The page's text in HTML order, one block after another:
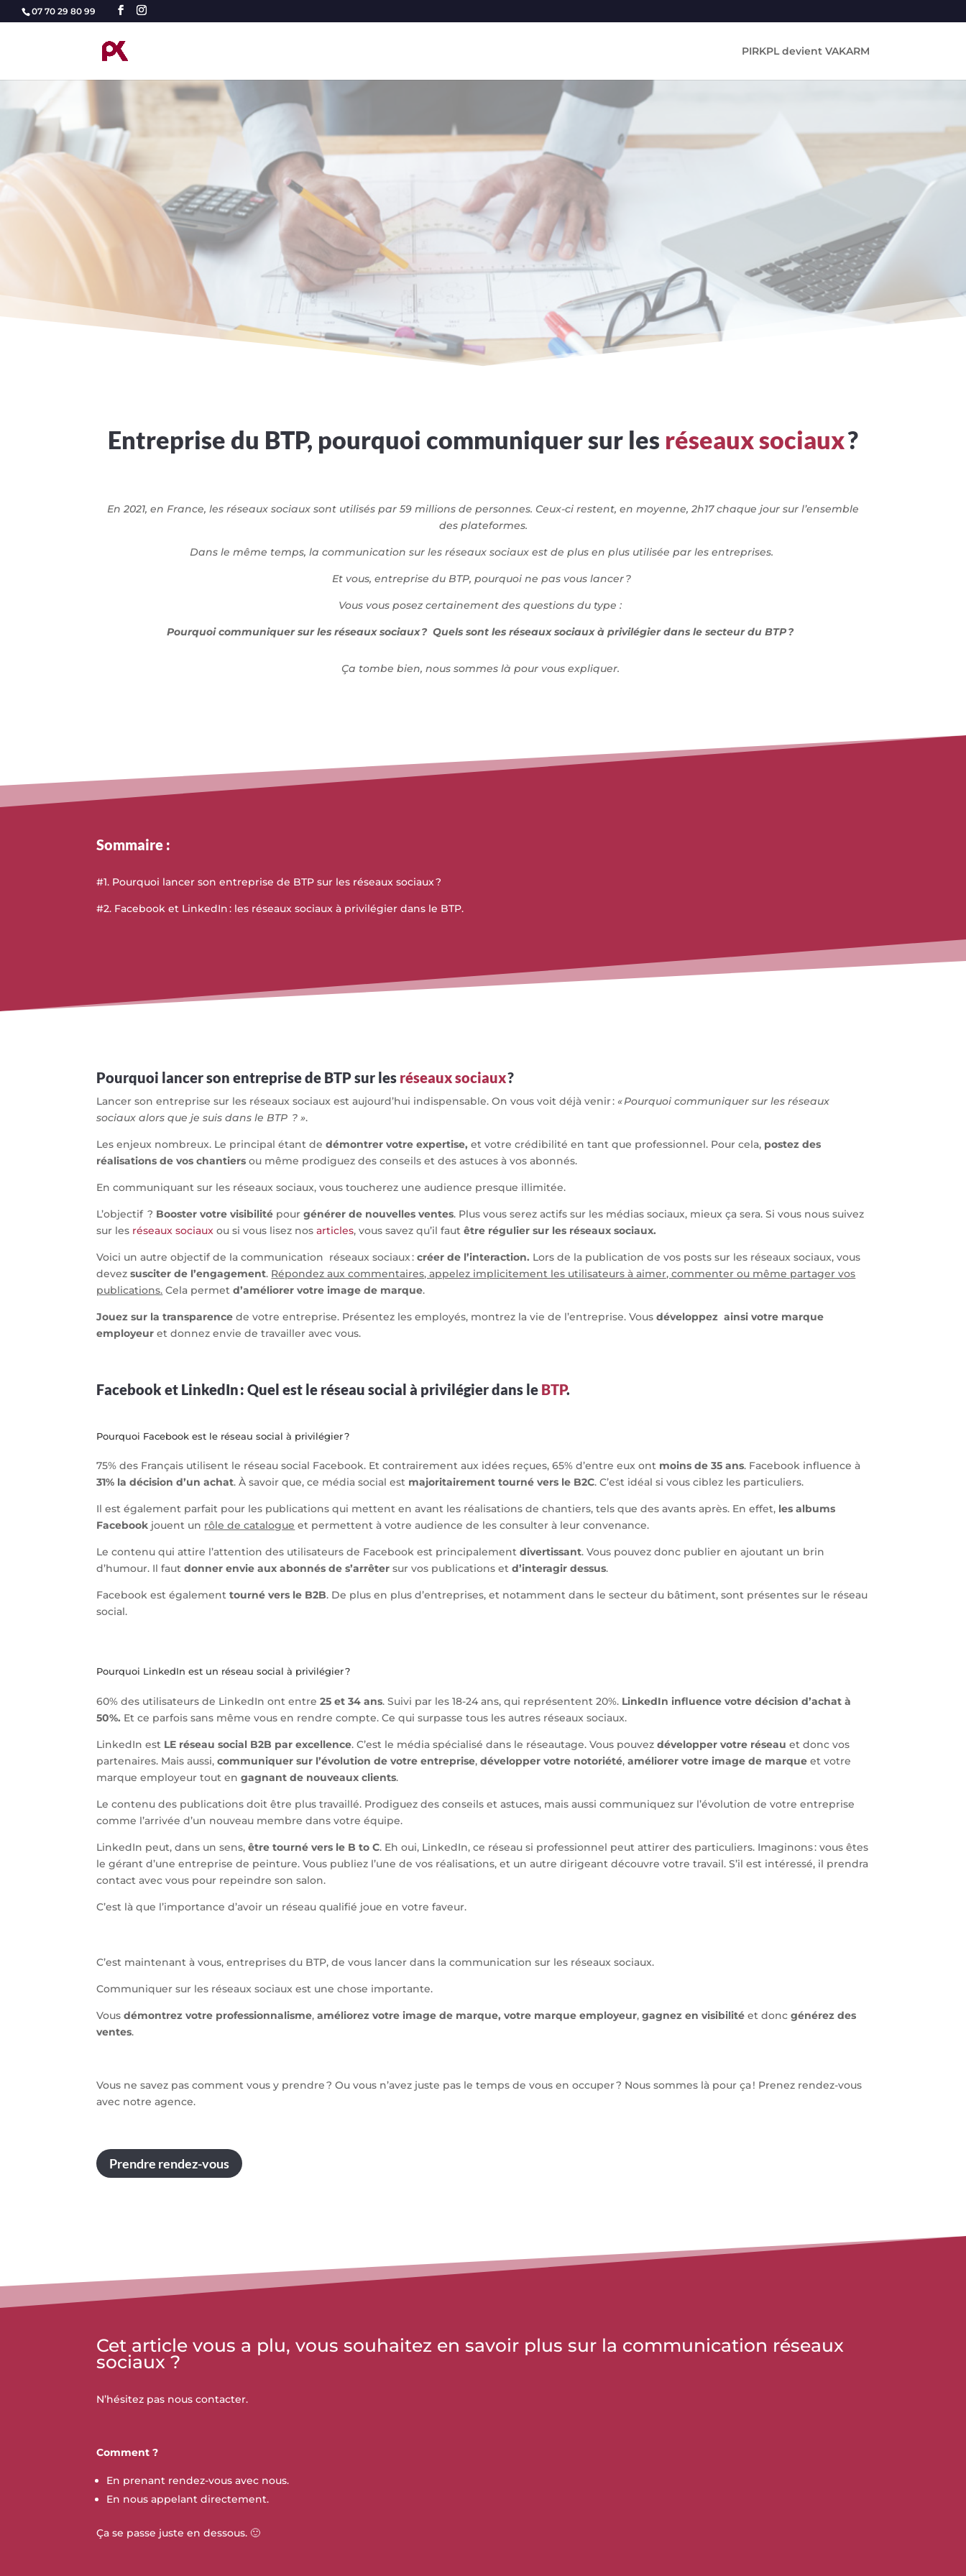
07 70 29 80 99
PIRKPL devient VAKARM
Entreprise du BTP, pourquoi communiquersur les réseaux sociaux?
En 2021, en France, les réseaux sociaux sont utilisés par 59 millions de personnes. Ceux-ci restent, en moyenne, 2h17 chaque jour sur l’ensemble
des plateformes.
Dans le même temps, la communication sur les réseaux sociaux est de plus en plus utilisée par les entreprises.
Et vous, entreprise du BTP, pourquoi ne pas vous lancer ?
Vous vous posez certainement des questions du type :
Pourquoi communiquer sur les réseaux sociaux ? Quels sont les réseaux sociaux à privilégier dans le secteur du BTP ?
Ça tombe bien, nous sommes là pour vous expliquer.
Sommaire :
#1. Pourquoi lancer son entreprise de BTP sur les réseaux sociaux ?
#2. Facebook et LinkedIn : les réseaux sociaux à privilégier dans le BTP.
Pourquoi lancer son entreprise de BTP sur les réseaux sociaux?
Lancer son entreprise sur les réseaux sociaux est aujourd’hui indispensable. On vous voit déjà venir :« Pourquoi communiquer sur les réseaux
sociaux alors que je suis dans le BTP ? ».
Les enjeux nombreux. Le principal étant dedémontrer votre expertise, et votre crédibilité en tant que professionnel. Pour cela, postez des
réalisations de vos chantiers ou même prodiguez des conseils et des astuces à vos abonnés.
En communiquant sur les réseaux sociaux, vous toucherez une audience presque illimitée.
L’objectif ? Booster votre visibilité pourgénérer de nouvelles ventes. Plus vous serez actifs sur les médias sociaux, mieux ça sera. Si vous nous suivez
sur les réseaux sociaux ou si vous lisez nosarticles, vous savez qu’il fautêtre régulier sur les réseaux sociaux.
Voici un autre objectif de la communication réseaux sociaux :créer de l’interaction. Lors de la publication de vos posts sur les réseaux sociaux, vous
devezsusciter de l’engagement. Répondez aux commentaires, appelez implicitement les utilisateurs à aimer, commenter ou même partager vos
publications. Cela permetd’améliorer votre image de marque.
Jouez sur la transparence de votre entreprise. Présentez les employés, montrez la vie de l’entreprise. Vousdéveloppez ainsi votre marque
employeur et donnez envie de travailler avec vous.
Facebook et LinkedIn : Quel est le réseau social à privilégier dans le BTP.
Pourquoi Facebook est le réseau social à privilégier ?
75% des Français utilisent le réseau social Facebook. Et contrairement aux idées reçues, 65% d’entre eux ont moins de 35 ans. Facebook influence à
31% la décision d’un achat. À savoir que, ce média social est majoritairement tourné vers le B2C. C’est idéal si vous ciblez les particuliers.
Il est également parfait pour les publications qui mettent en avant les réalisations de chantiers, tels que des avants après. En effet, les albums
Facebook jouent un rôle de catalogue et permettent à votre audience de les consulter à leur convenance.
Le contenu qui attire l’attention des utilisateurs de Facebook est principalementdivertissant. Vous pouvez donc publier en ajoutant un brin
d’humour. Il fautdonner envie aux abonnés de s’arrêter sur vos publications etd’interagir dessus.
Facebook est égalementtourné vers le B2B. De plus en plus d’entreprises, et notamment dans le secteur du bâtiment, sont présentes sur le réseau
social.
Pourquoi LinkedIn est un réseau social à privilégier ?
60% des utilisateurs de LinkedIn ont entre25 et 34 ans. Suivi par les 18-24 ans, qui représentent 20%. LinkedIn influence votre décision d’achat à
50%. Et ce parfois sans même vous en rendre compte. Ce qui surpasse tous les autres réseaux sociaux.
LinkedIn est LE réseau social B2B par excellence. C’est le média spécialisé dans le réseautage. Vous pouvezdévelopper votre réseau et donc vos
partenaires. Mais aussi,communiquer sur l’évolution de votre entreprise,développer votre notoriété,améliorer votre image de marque et votre
marque employeur tout engagnant de nouveaux clients.
Le contenu des publications doit être plus travaillé. Prodiguez des conseils et astuces, mais aussi communiquez sur l’évolution de votre entreprise
comme l’arrivée d’un nouveau membre dans votre équipe.
LinkedIn peut, dans un sens,être tourné vers le B to C. Eh oui, LinkedIn, ce réseau si professionnel peut attirer des particuliers. Imaginons : vous êtes
le gérant d’une entreprise de peinture. Vous publiez l’une de vos réalisations, et un autre dirigeant découvre votre travail. S’il est intéressé, il prendra
contact avec vous pour repeindre son salon.
C’est là que l’importance d’avoir un réseau qualifié joue en votre faveur.
C’est maintenant à vous, entreprises du BTP, de vous lancer dans la communication sur les réseaux sociaux.
Communiquer sur les réseaux sociaux est une chose importante.
Vousdémontrez votre professionnalisme,améliorez votre image de marque, votre marque employeur,gagnez en visibilité et doncgénérez des
ventes.
Vous ne savez pas comment vous y prendre ? Ou vous n’avez juste pas le temps de vous en occuper ? Nous sommes là pour ça ! Prenez rendez-vous
avec notre agence.
Prendre rendez-vous
Cet article vous a plu, vous souhaitez en savoir plus sur la communication réseaux
sociaux ?
N’hésitez pas nous contacter.
Comment ?
En prenant rendez-vous avec nous.
En nous appelant directement.
Ça se passe juste en dessous. 🙂